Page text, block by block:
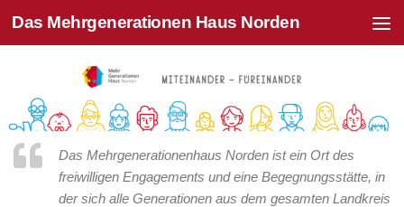
Zum Inhalt springen
Das Mehrgenerationen Haus Norden
Das Mehrgenerationenhaus Norden ist ein Ort des
freiwilligen Engagements und eine Begegnungsstätte, in
der sich alle Generationen aus dem gesamten Landkreis